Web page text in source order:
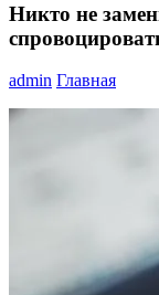
Никто не
admin Главная